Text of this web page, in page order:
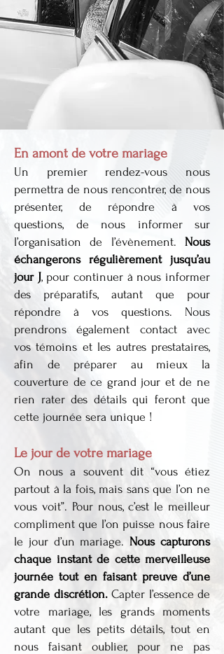
En amont de votre mariage
Un premier rendez-vous nous
permettra de nous rencontrer, de nous
présenter, de répondre à vos
questions, de nous informer sur
l’organisation de l’évènement. Nous
échangerons régulièrement jusqu’au
jour J, pour continuer à nous informer
des préparatifs, autant que pour
répondre à vos questions. Nous
prendrons également contact avec
vos témoins et les autres prestataires,
afin de préparer au mieux la
couverture de ce grand jour et de ne
rien rater des détails qui feront que
cette journée sera unique !
Le jour de votre mariage
On nous a souvent dit “vous étiez
partout à la fois, mais sans que l’on ne
vous voit”. Pour nous, c’est le meilleur
compliment que l’on puisse nous faire
le jour d’un mariage.Nous capturons
chaque instant de cette merveilleuse
journée tout en faisant preuve d’une
grande discrétion.Capter l’essence de
votre mariage, les grands moments
autant que les petits détails, tout en
nous faisant oublier, pour ne pas